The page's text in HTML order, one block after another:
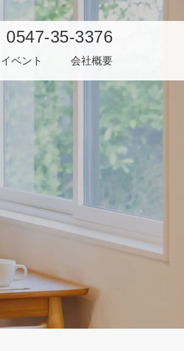
0547-35-3376
イベント 会社概要